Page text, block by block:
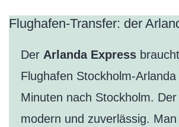
Flughafen-Transfer: der
Der Arlanda Express
Flughafen Stockholm-
Minuten nach Stockholm.
modern und zuverlässig.